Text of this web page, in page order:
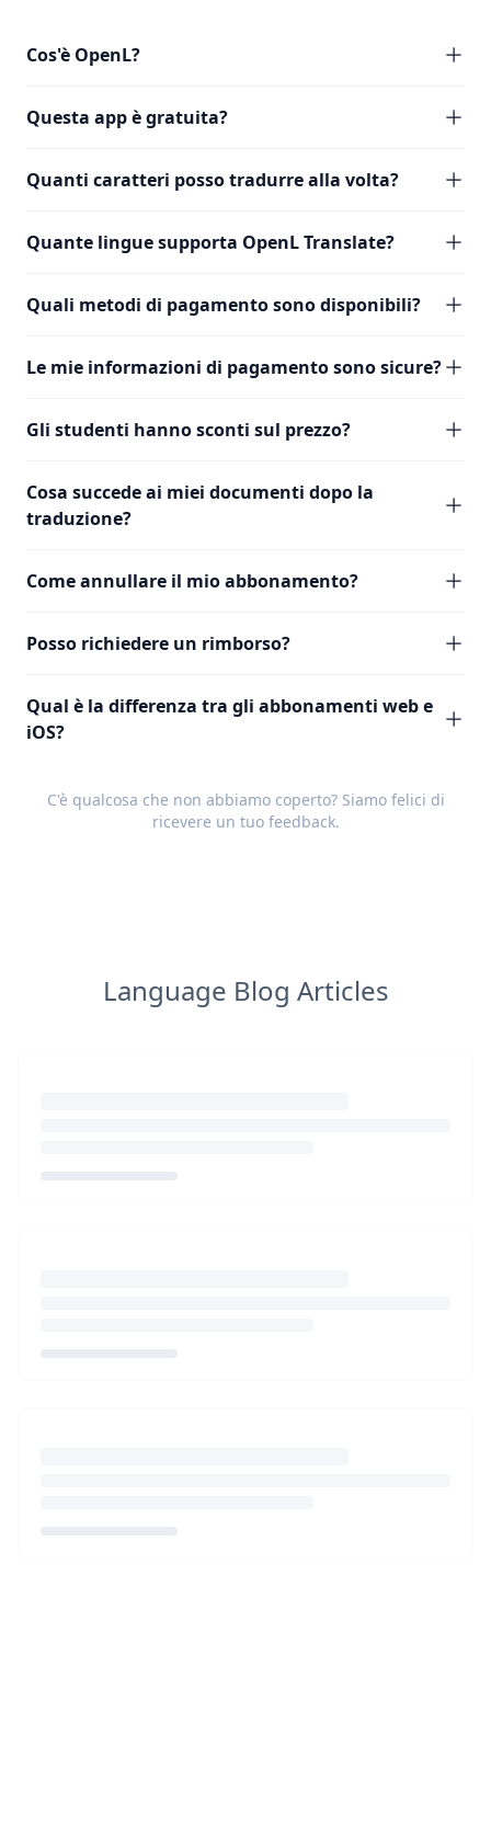
Cos'è OpenL?
Questa app è gratuita?
Quanti caratteri posso tradurre alla volta?
Quante lingue supporta OpenL Translate?
Quali metodi di pagamento sono disponibili?
Le mie informazioni di pagamento sono sicure?
Gli studenti hanno sconti sul prezzo?
Cosa succede ai miei documenti dopo la
traduzione?
Come annullare il mio abbonamento?
Posso richiedere un rimborso?
Qual è la differenza tra gli abbonamenti web e
iOS?
C'è qualcosa che non abbiamo coperto? Siamo felici di
ricevere un tuo feedback.
Language Blog Articles